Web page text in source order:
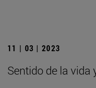
11 | 03 | 2023
Sentido de la vida